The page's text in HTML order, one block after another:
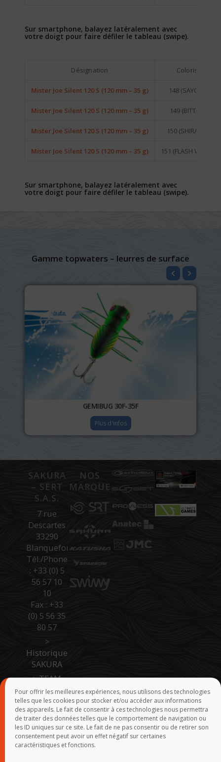
Pour offrir les meilleures expériences, nous utilisons des technologies
telles que les cookies pour stocker et/ou accéder aux informations
des appareils. Le fait de consentir à ces technologies nous permettra
de traiter des données telles que le comportement de navigation ou
les ID uniques sur ce site. Le fait de ne pas consentir ou de retirer son
consentement peut avoir un effet négatif sur certaines
caractéristiques et fonctions.
Sur smartphone, balayez latéralement avec
votre doigt pour faire défiler le tableau (swipe).
Désignation Coloris
Mister Joe Silent 120 S (120 mm – 35 g) 148 (SAYORI)
Mister Joe Silent 120 S (120 mm – 35 g) 149 (BITTEN)
Mister Joe Silent 120 S (120 mm – 35 g) 150 (SHIRASU)
Mister Joe Silent 120 S (120 mm – 35 g) 151 (FLASH WAKA)
Sur smartphone, balayez latéralement avec
votre doigt pour faire défiler le tableau (swipe).
Gamme topwaters – leurres de surface
GEMIBUG 30F-35F
Plus d'infos
SAKURA
– SERT
S.A.S.
7 rue
Descartes
33290
Blanquefort
Tél./Phone
: +33 (0) 5
56 57 10
10
Fax : +33
(0) 5 56 35
80 57
>
Historique
SAKURA
>TEAM
SAKURA
>Accès
Pro Site B
to B
>Force de
vente
NOS
MARQUES